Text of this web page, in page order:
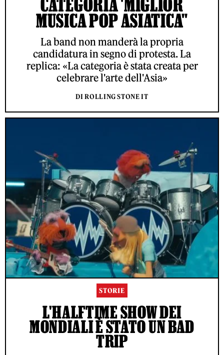
CATEGORIA 'MIGLIOR
MUSICA POP ASIATICA"
La band non manderà la propria
candidatura in segno di protesta. La
replica: «La categoria è stata creata per
celebrare l'arte dell'Asia»
DI ROLLING STONE IT
STORIE
L'HALFTIME SHOW DEI
MONDIALI È STATO UN BAD
TRIP